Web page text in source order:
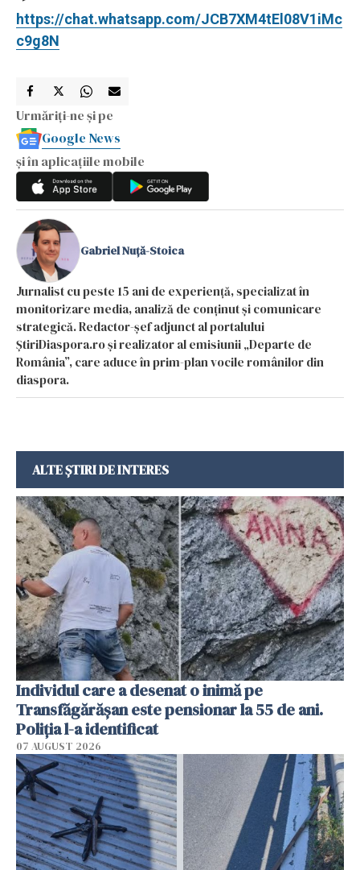
https://chat.whatsapp.com/JCB7XM4tEl08V1iMc
c9g8N
Urmăriți-ne și pe
Google News
și în aplicațiile mobile
Gabriel Nuță-Stoica
Jurnalist cu peste 15 ani de experiență, specializat în
monitorizare media, analiză de conținut și comunicare
strategică. Redactor-șef adjunct al portalului
ȘtiriDiaspora.ro și realizator al emisiunii „Departe de
România”, care aduce în prim-plan vocile românilor din
diaspora.
ALTE ȘTIRI DE INTERES
Individul care a desenat o inimă pe
Transfăgărășan este pensionar la 55 de ani.
Poliția l-a identificat
07 AUGUST 2026